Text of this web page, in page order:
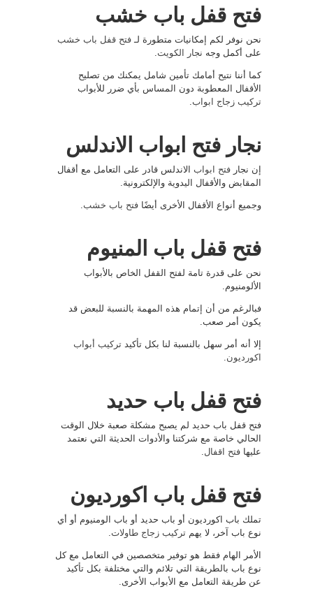
فتح قفل باب خشب
نحن نوفر لكم إمكانيات متطورة لـ فتح قفل باب خشب
على أكمل وجه نجار الكويت
كما أننا نتيح أمامك تأمين شامل يمكنك من تصليح
الأقفال المعطوبة دون المساس بأي ضرر للأبواب
تركيب زجاج ابواب
نجار فتح ابواب الاندلس
إن نجار فتح ابواب الاندلس قادر على التعامل مع أقفال
المقابض والأقفال اليدوية والإلكترونية.
وجميع أنواع الأقفال الأخرى أيضًا فتح باب خشب
فتح قفل باب المنيوم
نحن على قدرة تامة لفتح القفل الخاص بالأبواب
الألومنيوم.
فبالرغم من أن إتمام هذه المهمة بالنسبة للبعض قد
يكون أمر صعب.
إلا أنه أمر سهل بالنسبة لنا بكل تأكيد تركيب أبواب
اكورديون
فتح قفل باب حديد
فتح قفل باب حديد لم يصبح مشكلة صعبة خلال الوقت
الحالي خاصة مع شركتنا والأدوات الحديثة التي نعتمد
عليها فتح اقفال
فتح قفل باب اكورديون
تملك باب اكورديون أو باب حديد أو باب الومنيوم أو أي
نوع باب آخر، لا يهم تركيب زجاج طاولات
الأمر الهام فقط هو توفير متخصصين في التعامل مع كل
نوع باب بالطريقة التي تلائم والتي مختلفة بكل تأكيد
عن طريقة التعامل مع الأبواب الأخرى.